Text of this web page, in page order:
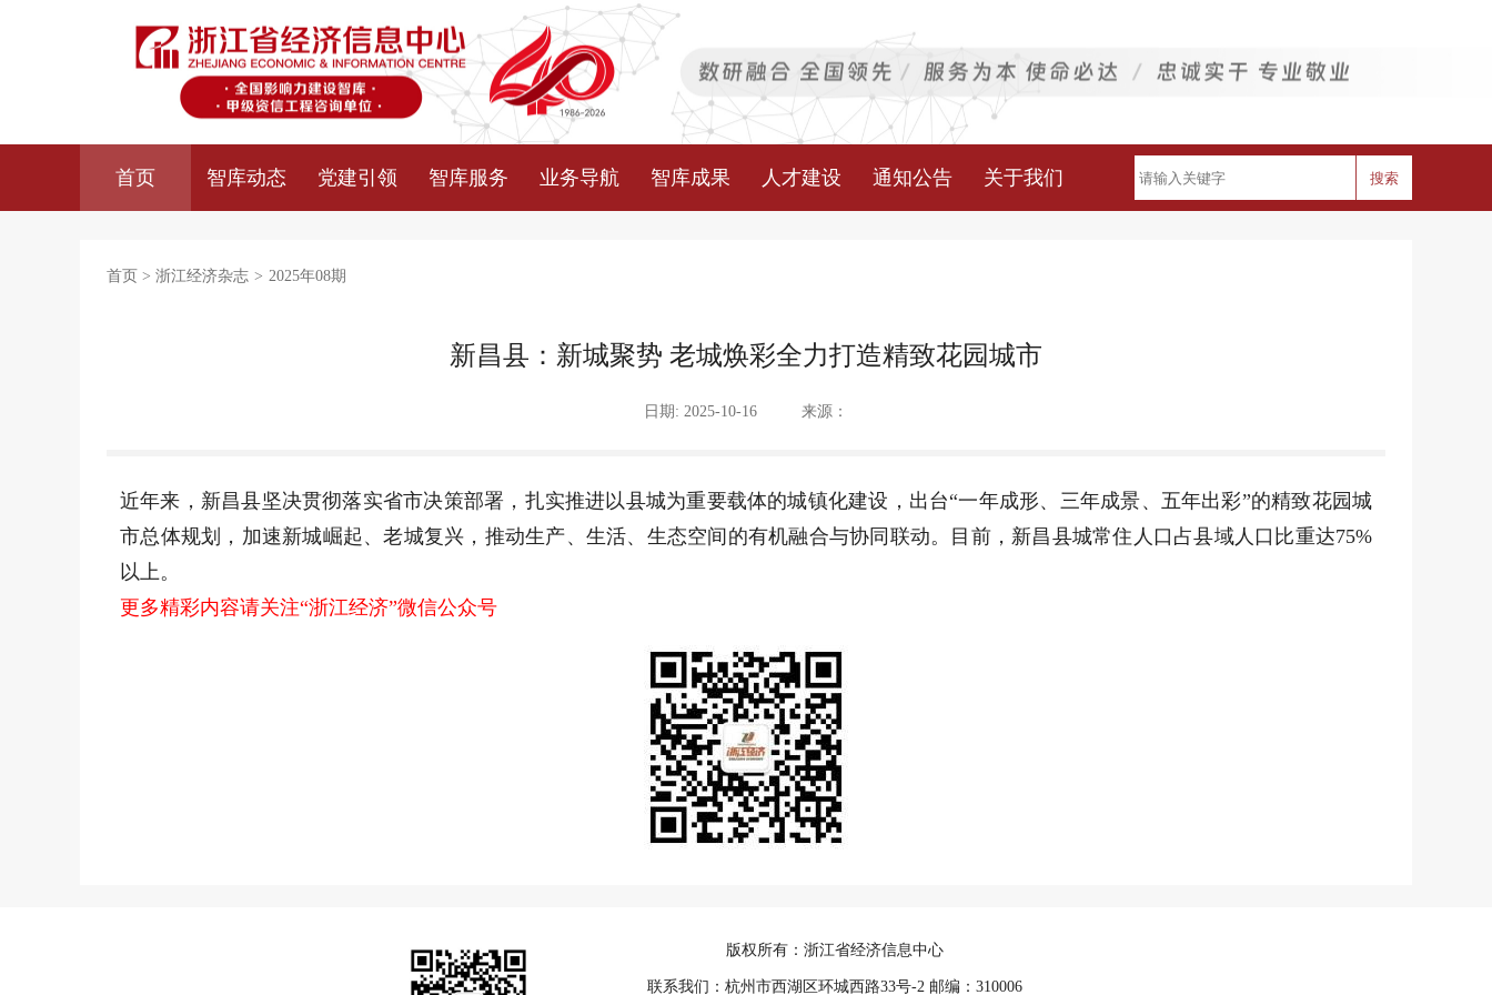
首页 智库动态 党建引领 智库服务 业务导航 智库成果 人才建设 通知公告 关于我们 搜索
首页 > 浙江经济杂志 > 2025年08期
新昌县：新城聚势 老城焕彩全力打造精致花园城市
日期: 2025-10-16 来源：
近年来，新昌县坚决贯彻落实省市决策部署，扎实推进以县城为重要载体的城镇化建设，出台“一年成形、三年成景、五年出彩”的精致花园城
市总体规划，加速新城崛起、老城复兴，推动生产、生活、生态空间的有机融合与协同联动。目前，新昌县城常住人口占县域人口比重达75%
以上。
更多精彩内容请关注“浙江经济”微信公众号
版权所有：浙江省经济信息中心
联系我们：杭州市西湖区环城西路33号-2 邮编：310006